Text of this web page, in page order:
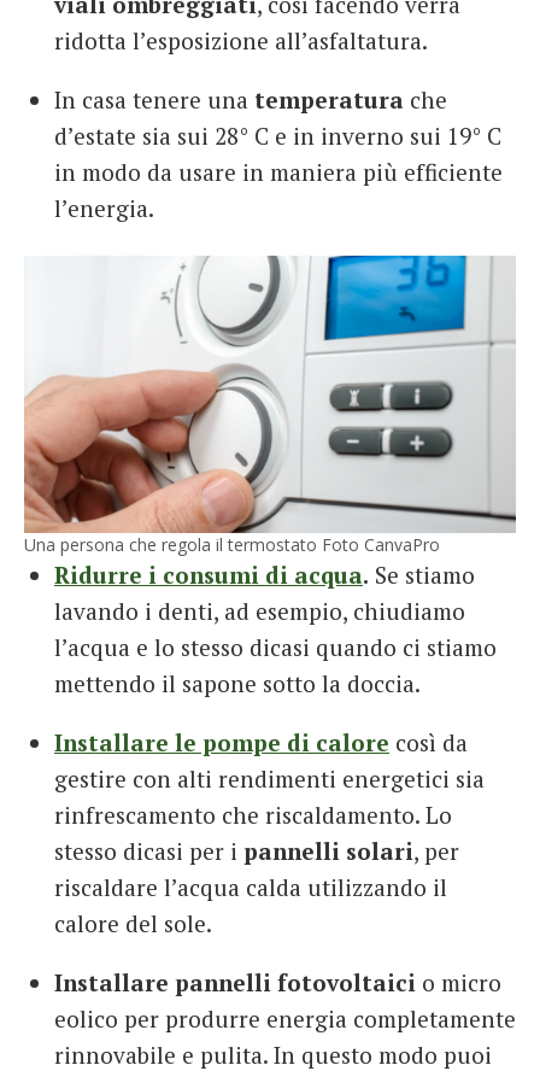
ridotta l’esposizione all’asfaltatura.
In casa tenere una temperatura che
d’estate sia sui 28° C e in inverno sui 19° C
in modo da usare in maniera più efficiente
l’energia.
Una persona che regola il termostato Foto CanvaPro
Ridurre i consumi di acqua. Se stiamo
lavando i denti, ad esempio, chiudiamo
l’acqua e lo stesso dicasi quando ci stiamo
mettendo il sapone sotto la doccia.
Installare le pompe di calore così da
gestire con alti rendimenti energetici sia
rinfrescamento che riscaldamento. Lo
stesso dicasi per i pannelli solari, per
riscaldare l’acqua calda utilizzando il
calore del sole.
Installare pannelli fotovoltaici o micro
eolico per produrre energia completamente
rinnovabile e pulita. In questo modo puoi